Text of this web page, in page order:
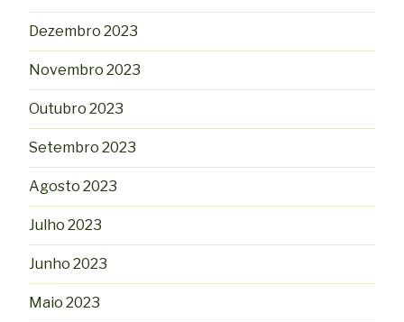
Dezembro 2023
Novembro 2023
Outubro 2023
Setembro 2023
Agosto 2023
Julho 2023
Junho 2023
Maio 2023